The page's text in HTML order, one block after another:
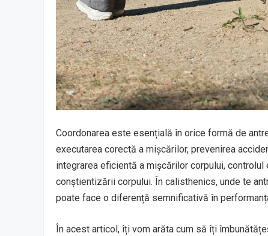
Coordonarea este esențială în orice formă de
executarea corectă a mișcărilor, prevenirea
integrarea eficientă a mișcărilor corpului,
conștientizării corpului. În calisthenics, unde te
poate face o diferență semnificativă în
În acest articol, îți vom arăta cum să îți